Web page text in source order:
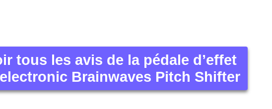
tous les avis de la pédale d’effet
Brainwaves Pitch Shifter